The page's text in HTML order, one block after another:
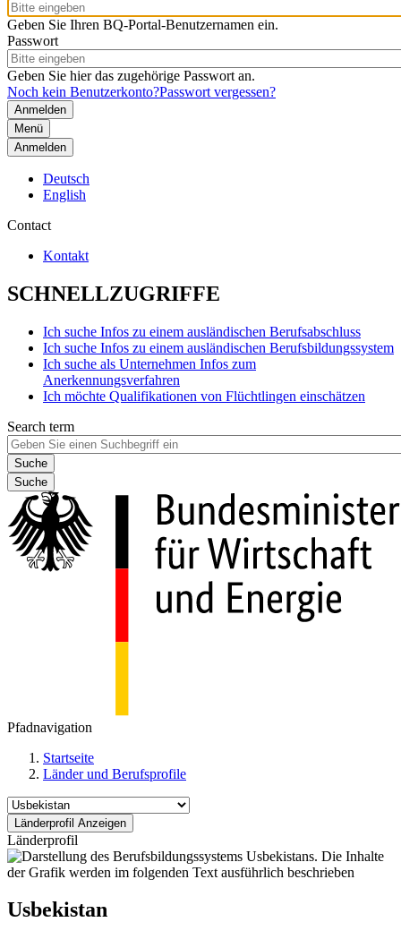
Geben Sie Ihren BQ-Portal-Benutzernamen ein.
Passwort
Geben Sie hier das zugehörige Passwort an.
Noch kein Benutzerkonto?Passwort vergessen?
Menü
Anmelden
Deutsch
English
Contact
Kontakt
SCHNELLZUGRIFFE
Ich suche Infos zu einem ausländischen Berufsabschluss
Ich suche Infos zu einem ausländischen Berufsbildungssystem
Ich suche als Unternehmen Infos zum
Anerkennungsverfahren
Ich möchte Qualifikationen von Flüchtlingen einschätzen
Search term
Suche
Pfadnavigation
Startseite
Länder und Berufsprofile
Länderprofil
Usbekistan